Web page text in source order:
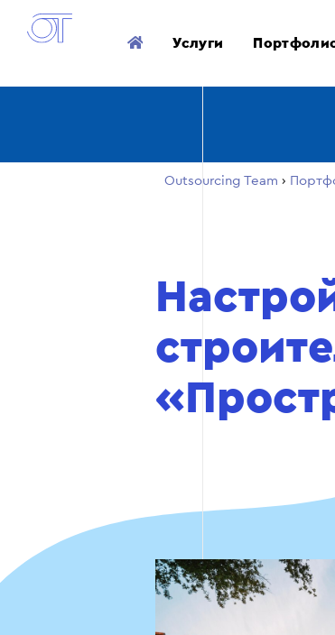
Услуги
Outsourcing Team ›